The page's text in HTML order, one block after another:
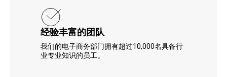
经验丰富的团队
我们的电子商务部门拥有超过10,000名具备行
业专业知识的员工。